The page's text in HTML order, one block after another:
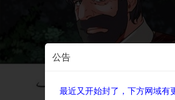
公告
最近又开始封了，下方网域有